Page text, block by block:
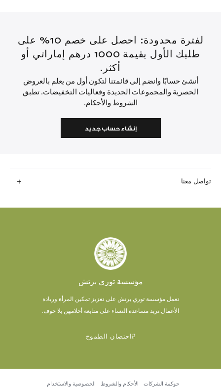
لفترة محدودة: احصل على خصم 10% على
طلبك الأول بقيمة 1000 درهم إماراتي أو
أكثر.
أنشئ حسابًا وانضم إلى قائمتنا لتكون أول من يعلم بالعروض
الحصرية والمجموعات الجديدة وفعاليات التخفيضات. تطبق
الشروط والأحكام.
إنشاء حساب جديد
تواصل معنا
مؤسسة توري برتش
تعمل مؤسسة توري برتش على تعزيز تمكين المرأة وريادة
الأعمال. نريد مساعدة النساء على متابعة أحلامهن بلا خوف.
#احتضان الطموح
حوكمة الشركات الأحكام والشروط الخصوصية والاستخدام